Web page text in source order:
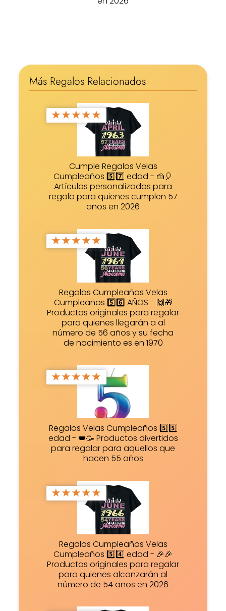
Más Regalos Relacionados
★★★★★
Cumple Regalos Velas
Cumpleaños 5️⃣7️⃣ edad - 🍰🎈
Artículos personalizados para
regalo para quienes cumplen 57
años en 2026
★★★★★
Regalos Cumpleaños Velas
Cumpleaños 5️⃣6️⃣ AÑOS - 🙌🎁
Productos originales para regalar
para quienes llegarán a al
número de 56 años y su fecha
de nacimiento es en 1970
★★★★★
Regalos Velas Cumpleaños 5️⃣5️⃣
edad - 👑🥳 Productos divertidos
para regalar para aquellos que
hacen 55 años
★★★★★
Regalos Cumpleaños Velas
Cumpleaños 5️⃣4️⃣ edad - 🎉🎉
Productos originales para regalar
para quienes alcanzarán al
número de 54 años en 2026